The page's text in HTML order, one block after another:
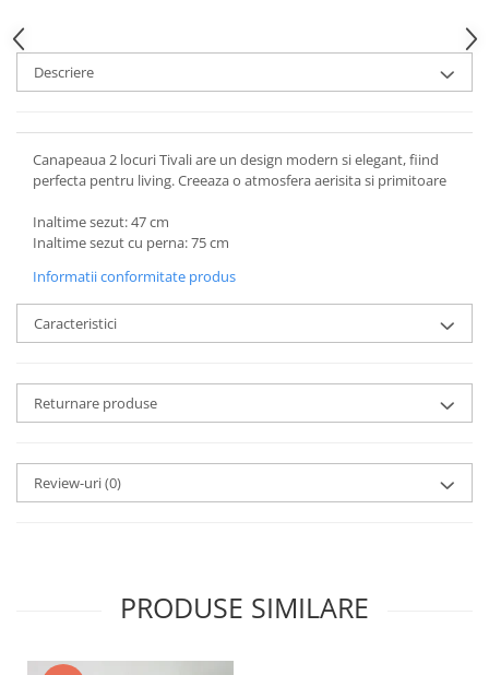
Descriere
Canapeaua 2 locuri Tivali are un design modern si elegant, fiind
perfecta pentru living. Creeaza o atmosfera aerisita si primitoare
Inaltime sezut: 47 cm
Inaltime sezut cu perna: 75 cm
Informatii conformitate produs
Caracteristici
Returnare produse
Review-uri(0)
PRODUSE SIMILARE